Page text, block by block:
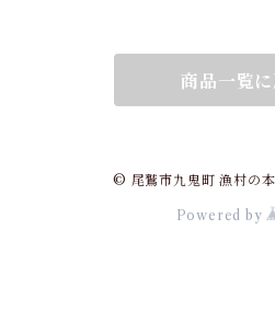
商品一覧
© 尾鷲市九鬼町 漁村の
Powered by